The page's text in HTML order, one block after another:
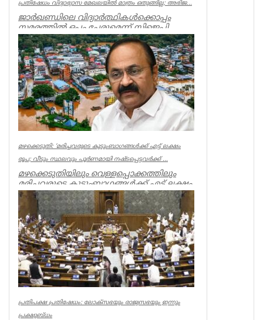
പ്രതിഷേധം വിദ്യാഭ്യാസ മേഖലയിൽ മാത്രം ഒതുങ്ങില്ല; അഭിജ...
ജാർഖണ്ഡിലെ വിദ്യാർത്ഥികൾക്കൊപ്പം
സമരത്തിൽ ഒപ്പം ചേരുമെന്ന് സിജെപി
സ്ഥാപകൻ അഭിജിത്ത് ദീപ്കെ.
ജനങ്ങൾക...
Latest News
മഴക്കെടുതി: ‘മരിച്ചവരുടെ കുടുംബാഗങ്ങൾക്ക് എട്ട് ലക്ഷം
രൂപ; വീടും സ്ഥലവും പൂർണമായി നഷ്ടപ്പെട്ടവർക്ക് ...
മഴക്കെടുതിയിലും വെള്ളപ്പൊക്കത്തിലും
മരിച്ചവരുടെ കുടുംബാഗങ്ങൾക്ക് എട്ട് ലക്ഷം
രൂപ ധനസഹായം നൽകുമെന്ന്...
Kerala
പ്രതിപക്ഷ പ്രതിഷേധം: ലോക്സഭയും രാജ്യസഭയും ഇന്നും
പ്രക്ഷുബ്ധം